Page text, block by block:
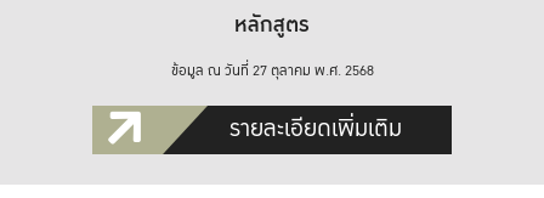
หลักสูตร
ข้อมูล ณ วันที่ 27 ตุลาคม พ.ศ. 2568
รายละเอียดเพิ่มเติม